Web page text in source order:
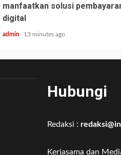
manfaatkan solusi
digital
admin 13 minutes ago
Hubungi
Redaksi :
Kerjasama dan